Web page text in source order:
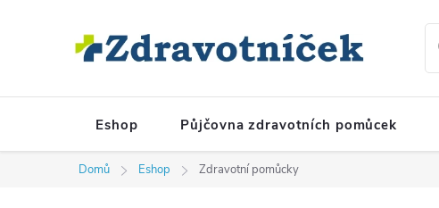
Eshop Půjčovna zdravotních pomůcek
Domů Eshop Zdravotní pomůcky